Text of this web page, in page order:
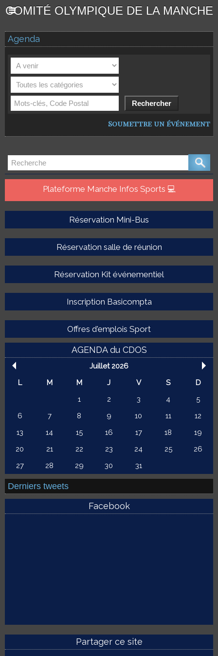
COMITÉ OLYMPIQUE DE LA MANCHE
Agenda
Soumettre un événement
Plateforme Manche Infos Sports 💻
Réservation Mini-Bus
Réservation salle de réunion
Réservation Kit événementiel
Inscription Basicompta
Offres d'emplois Sport
AGENDA du CDOS
Juillet 2026
L
M M J V S
D
1
2 3 4
5
6
7 8 9 10 11
12
13
14 15 16 17 18
19
20
21 22 23 24 25
26
27
28 29 30 31
Derniers tweets
Facebook
Partager ce site